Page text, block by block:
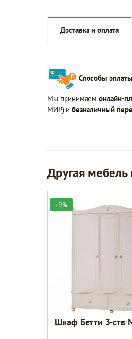
Доставка и оплата
Способы оплаты
Мы принимаем онлайн-
МИР) и безналичный
Другая мебель
-9%
Шкаф Бетти 3-ств